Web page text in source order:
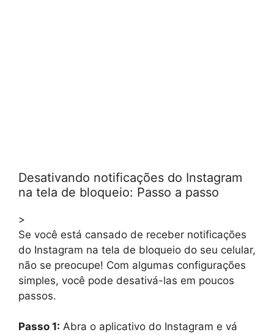
Desativando notificações do Instagram
na tela de bloqueio: Passo a passo
>
Se você está cansado de receber notificações
do Instagram na tela de bloqueio do seu celular,
não se preocupe! Com algumas configurações
simples, você pode desativá-las em poucos
passos.
Passo 1: Abra o aplicativo do Instagram e vá